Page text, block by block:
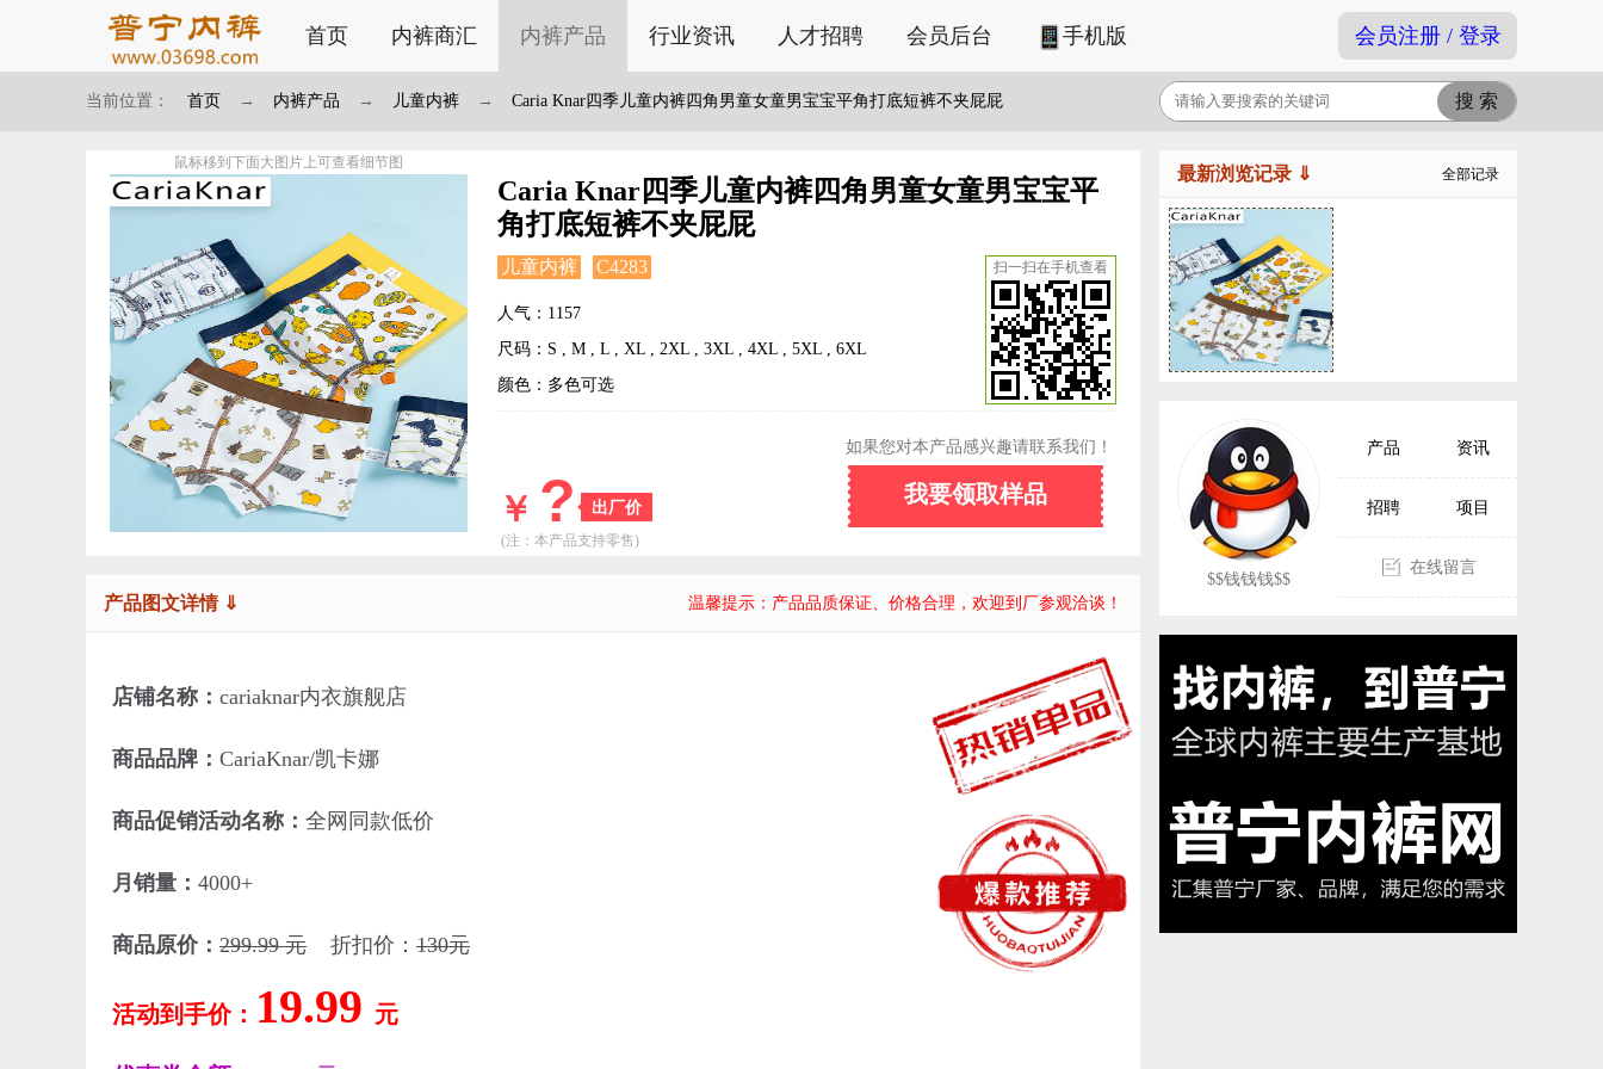
首页 内裤商汇 内裤产品 行业资讯 人才招聘 会员后台 手机版 会员注册 / 登录
当前位置： 首页 → 内裤产品 → 儿童内裤 → Caria Knar四季儿童内裤四角男童女童男宝宝平角打底短裤不夹屁屁
鼠标移到下面大图片上可查看细节图
Caria Knar四季儿童内裤四角男童女童男宝宝平
角打底短裤不夹屁屁
儿童内裤 C4283
人气：1157
尺码：S , M , L , XL , 2XL , 3XL , 4XL , 5XL , 6XL
颜色：多色可选
出厂价
￥ ?
如果您对本产品感兴趣请联系我们！
我要领取样品
扫一扫在手机查看
(注：本产品支持零售)
产品图文详情 ⇓ 温馨提示：产品品质保证、价格合理，欢迎到厂参观洽谈！
店铺名称： cariaknar内衣旗舰店
商品品牌： CariaKnar/凯卡娜
商品促销活动名称： 全网同款低价
月销量： 4000+
商品原价： 299.99 元 折扣价： 130元
活动到手价： 19.99 元
最新浏览记录 ⇓ 全部记录
$$钱钱钱$$
产品 资讯
招聘 项目
在线留言